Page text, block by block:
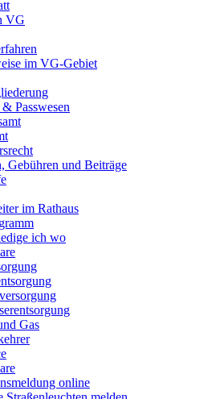
VG
im VG-Gebiet
Passwesen
Gebühren und Beiträge
im Rathaus
ich wo
Gas
online